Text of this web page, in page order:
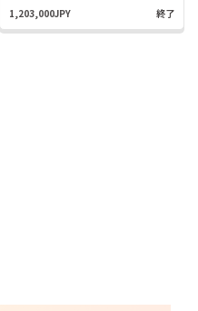
1,203,000JPY 終了